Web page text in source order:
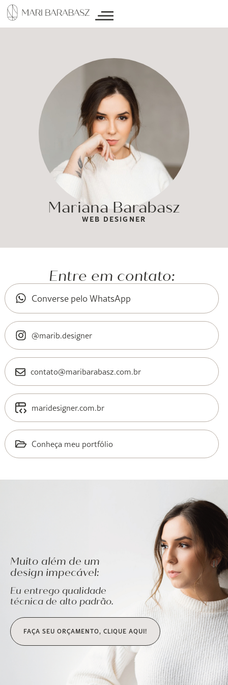
Mariana Barabasz
WEB DESIGNER
Entre em contato:
Converse pelo WhatsApp
@marib.designer
contato@maribarabasz.com.br
maridesigner.com.br
Conheça meu portfólio
Muito além de um
design impecável:
Eu entrego qualidade
técnica de alto padrão.
FAÇA SEU ORÇAMENTO, CLIQUE AQUI!